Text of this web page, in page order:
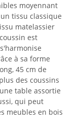
moyennant
tissu classique
matelassier
est
à sa forme
45 cm de
des coussins
table assortie
qui peut
meubles en bois